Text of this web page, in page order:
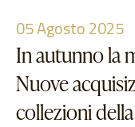
05Agosto 2025
In autunno la
Nuove
collezioni